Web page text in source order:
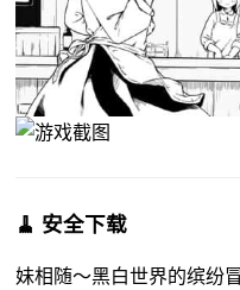
🧹 安全下载
妹相随～黑白世界的缤纷